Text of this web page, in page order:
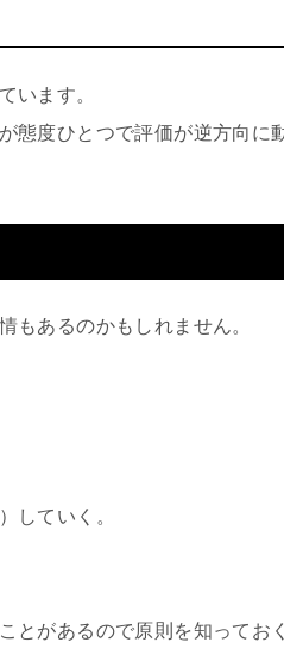
います。
度ひとつで評価が逆方向に
もあるのかもしれません。
していく。
とがあるので原則を知ってお